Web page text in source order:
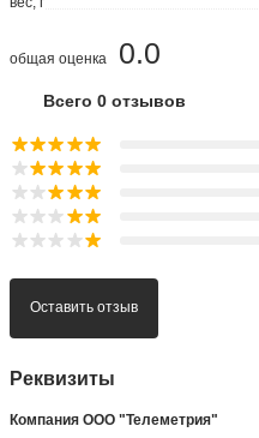
0.0
общая оценка
Всего 0 отзывов
Оставить отзыв
Реквизиты
Компания ООО "Телеметрия"